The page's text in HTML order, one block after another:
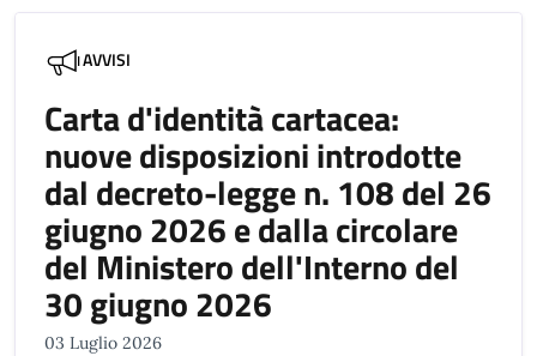
AVVISI
Carta d'identità cartacea:
nuove disposizioni introdotte
dal decreto-legge n. 108 del 26
giugno 2026 e dalla circolare
del Ministero dell'Interno del
30 giugno 2026
03 Luglio 2026